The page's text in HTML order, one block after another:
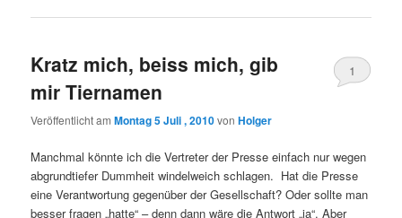
Kratz mich, beiss mich, gib
mir Tiernamen
Veröffentlicht amMontag 5 Juli , 2010vonHolger
1
Manchmal könnte ich die Vertreter der Presse einfach nur wegen
abgrundtiefer Dummheit windelweich schlagen. Hat die Presse
eine Verantwortung gegenüber der Gesellschaft? Oder sollte man
besser fragen „hatte“ – denn dann wäre die Antwort „ja“. Aber